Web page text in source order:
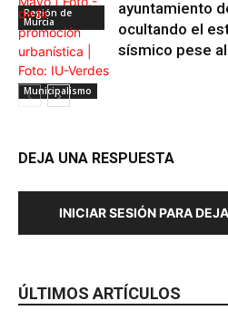
Región de
Murcia
Municipalismo
ayuntamiento
ocultando el
sísmico pese
DEJA UNA RESPUESTA
INICIAR SESIÓN PARA
ÚLTIMOS ARTÍCULOS